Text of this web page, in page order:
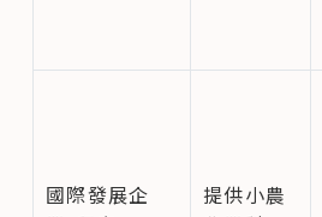
國際發展企
提供小農